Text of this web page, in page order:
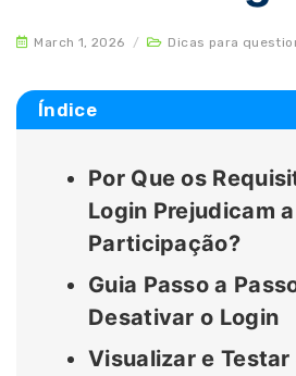
March 1, 2026 / Dicas para
Índice
Por Que os
Login Prejudicam a
Participação?
Guia Passo a
Desativar o Login
Visualizar e Testar